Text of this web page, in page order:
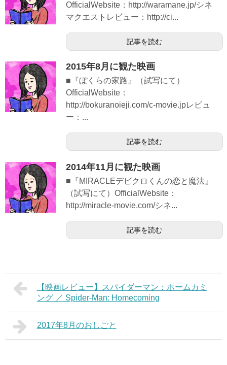
OfficialWebsite：http://waramane.jp/シネ
マクエストレビュー：http://ci...
記事を読む
2015年8月に観た映画
■『ぼくらの家路』（試写にて）
OfficialWebsite：
http://bokuranoieji.com/c-movie.jpレビュ
ー：...
記事を読む
2014年11月に観た映画
■『MIRACLEデビクロくんの恋と魔法』
（試写にて）OfficialWebsite：
http://miracle-movie.com/シネ...
記事を読む
【映画レビュー】スパイダーマン：ホームカミ
ング ／ Spider-Man: Homecoming
2017年8月のおしごと